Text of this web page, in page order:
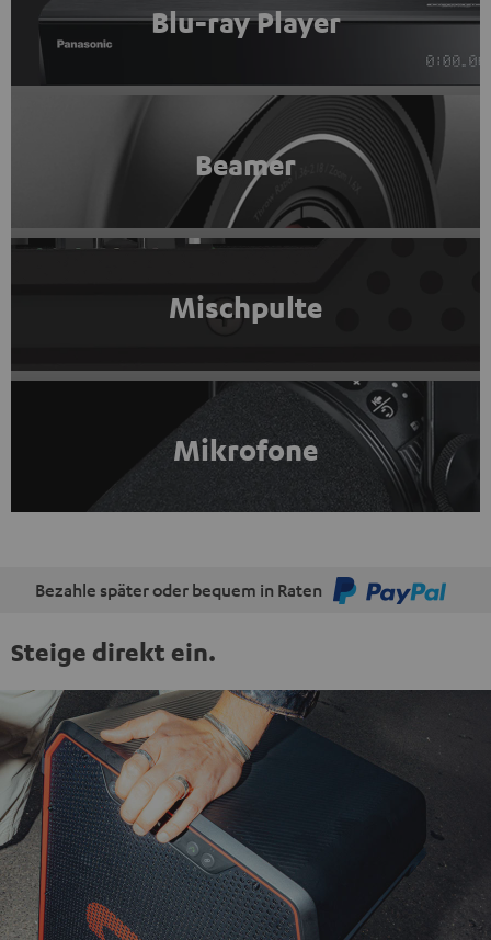
Blu-ray Player
Beamer
Mischpulte
Mikrofone
Bezahle später oder bequem in Raten
Steige direkt ein.